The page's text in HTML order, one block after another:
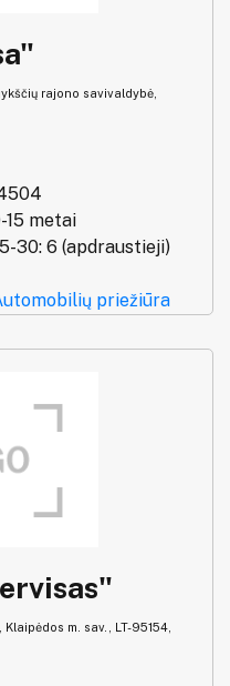
rajono savivaldybė,
15 metai
30: 6 (apdraustieji)
priežiūra
m. sav., LT-95154,